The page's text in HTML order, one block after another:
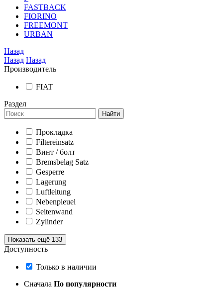
FASTBACK
FIORINO
FREEMONT
URBAN
Назад
Назад Назад
Производитель
FIAT
Раздел
Найти
Прокладка
Filtereinsatz
Винт / болт
Bremsbelag Satz
Gesperre
Lagerung
Luftleitung
Nebenpleuel
Seitenwand
Zylinder
Показать ещё 133
Доступность
Только в наличии
Сначала По популярности